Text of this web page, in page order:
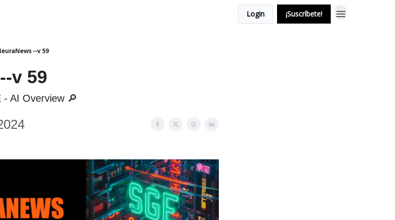
Login ¡Suscríbete!
--v 59
v 59
- AI Overview 🔎